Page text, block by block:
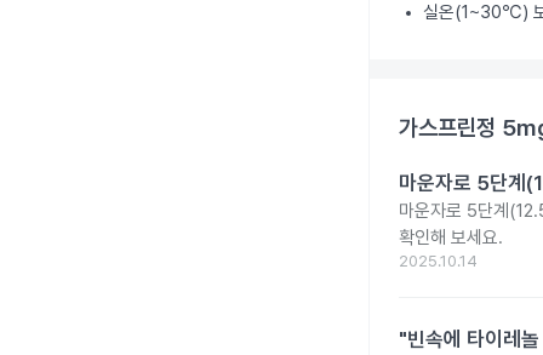
실온(1~30℃)
가스프린정
마운자로 5단계
마운자로 5단계
확인해 보세요.
2025.10.14
"빈속에 타이레